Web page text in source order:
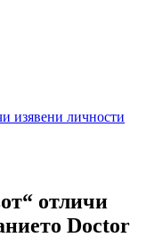
изявени личности
отличи
Doctor